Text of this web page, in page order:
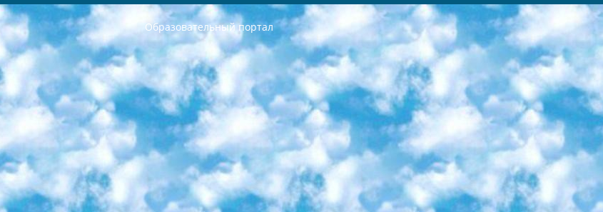
Образовательный портал
РЕСПУБЛИКА УЗБЕКИСТАН МИНИСТРЕРСТВО ДОШКОЛЬНОГО И ШКОЛЬНОГО ОБРАЗОВАНИЯ КОМАНДА в общеобразовательных учреждениях в 2023-2024 учебном году организация и проведение итоговой государственной аттестации обучающихся о Министра дошкольного и школьного образования Республики Узбекистан от 4 марта 2008 года (постановлением Минюста от 20 марта 2008 года № 1778 государственной регистрации) «Итоговое состояние учащихся общего среднего образования на основании положения об утверждении положения об аттестации общего среднего образования выпускной экзамен студентов в образовательных учреждениях в 2023-2024 учебном году В целях организации и прохождения аттестации приказываю: 1. Следующее: перечень предметов, по которым будет проводиться итоговая государственная аттестация и экзамен формы перевода согласно приложению 1; сертификаты международного образца, оценивающие уровень владения иностранными языками перечень согласно приложению 2; 2. Педагогический при специализированных образовательных учреждениях. научно-практический центр квалификации и международной оценки (Д.Давидова) 2024 г. До 25 марта: задания по предметам, по которым будет проводиться итоговая аттестация разработка и утверждение технических условий; итоговая аттестация на основании разработанного предметного задания разработка вопросов по предметам (устно и письменно), экзамен передача; общеобразовательные средние школы и специальные учебные заведения учащиеся выпускных классов школ и интернатов в агентской системе подготовка базы данных экзаменационных материалов и критериев оценки; перевод базы экзаменационных материалов на все языки обучения подать в Республиканский образовательный центр для изготовления; варианты экзаменов на основе разработанных контрольных материалов пусть будут поставлены задачи формирования. 3. Республиканский образовательный центр (Ш.Худайкулов) до 5 апреля 2024 года. до: база данных предоставленных экзаменационных материалов на все языки обучения перевод и экспертиза; для слепых, слабовидящих, глухих, слабослышащих и умственно отсталых детей учащиеся выпускных классов специализированных школ и школ-интернатов база данных экзаменационных материалов на всех преподаваемых языках подготовка критериев оценки; специализированные школы для умственно отсталых детей и технологии для учащихся выпускных классов школ-интернатов разработка соответствующих рекомендаций и критериев проведения ЕГЭ по естествознанию давать задания. 4. Педагогический при специализированных образовательных учреждениях. Научно-практический центр навыков и международной оценки (Д.Давидова), Республика образовательный центр (Худайкулов Ш.) итоговый государственный аттестационный экзамен ориентирован на творческое и логическое мышление при подготовке базы материалов учитывать введение заданий. 5. Следует отметить, что: сертификат государственного образца о знании общеобразовательного предмета и как минимум национальный уровень B1 по предметам на иностранных языках, указанным в Приложении 2. или международно признанный сертификат эквивалентного уровня студенты, изучающие определенный предмет, освобождаются от экзамена; по соответствующим предметам запланирована итоговая государственная аттестация за день до дня, путем жеребьевки Рабочей группой (в письменной форме по предметам, проводимым в форме) из числа сформированных вариантов выбрано 2 варианта; 2 выбранных варианта экзамена анонсированы на официальном сайте министерства и все выпускники по всей стране на основе этих вариантов проводит итоговую государственную аттестацию. 6. Государственное образование учащихся средних общеобразовательных учреждений. знания в соответствии с квалификационными требованиями, которые необходимо приобрести на основании стандартов итоговый (выпускной) контроль для 9 и 11 классов в целях тестирования Экзамены (далее – экзамены) состоят из предметов, перечисленных в приложении 1. будет сделано. 7. Экзамены пройдут с 26 мая по 15 июня 2024 г. (кроме науки физического воспитания). 8. Физическая для учащихся 9 классов общесредних образовательных учреждений. Экзамены по предмету «Образование, квалификация медицина» 1-6 мая 2024 года. сотрудники перевести под присмотр (с отклонениями в физическом или умственном развитии) специализированная школа для детей, школы-интернаты и со сколиозом школы-интернаты санаторного типа для больных детей исключены). 9. Он был слепым, слабовидящим и имел нарушения опорно-двигательного аппарата. экзамены в специализированных школах и интернатах для детей должны проводиться исходя из требований, предъявляемых к общеобразовательным учреждениям (физкультура кроме науки). 10. Специализированная школа для глухих и слабослышащих детей. и экзамены в интернатах и быть реализован в виде письменного теста по математике. 11. Специальность для умственно отсталых детей. Для 9 класса Родной язык и литературное письмо Государственный язык (язык обучения – узбекский). для неклассов) написано Математическое письмо Письменная/устная история Узбекистана Физическое воспитание практично Итоговый контроль Для 11 класса Написание родного языка и литературы (эссе) Математическое письмо Узбекский язык (обучение на узбекском языке) не посещающее общее среднее образование для учреждений)/Образовательное учреждение выбор письменный и устный Иностранный язык письменный/устный Письменная/устная история Узбекистана *По выбору студента:  Химия  Физика  Основы государственного права  География 10 бесплатных образовательных ресурсов - Мы составили подборку онлайн-проектов с интерактивными упражнениями, видеолекциями и статьями. Они помогут вам обрести новые и освежить старые знания бесплатно. 1. «ИНТУИТ» Старейшая образовательная площадка Рунета. Здесь вы найдёте сотни текстовых и видеокурсов на десятки различных тем — от программирования до психологии. Многие курсы подготовлены российскими университетами и крупными международными компаниями вроде Intel и Microsoft. Самостоятельное обучение бесплатное, но желающие могут оплатить услуги персональных наставников. 2. «Смартия» знакомит с актуальными профессиями и подсказывает, как им обучаться. Выбрав заинтересовавшую вас специальность — SMM-специалист, фотограф, веб-дизайнер или другую, — увидите список необходимых для неё умений. Чтобы вы могли освоить их самостоятельно, для каждого умения площадка отображает подборку ссылок на учебные материалы. Хотя «Смартия» ориентируется на русскоязычную аудиторию, часть контента всё же доступна только на английском. 3. «Лекторий Физтеха» Проект Московского физико-технического института (Физтеха). С его помощью вы можете смотреть онлайн серии лекций, записанные на видео в этом вузе. В числе доступных предметов — физика, биология, химия,